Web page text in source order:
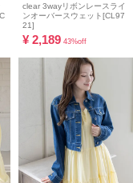
clear 3wayリボンレースライ
ンオーバースウェット[CL97
21]
¥ 2,189 43%off